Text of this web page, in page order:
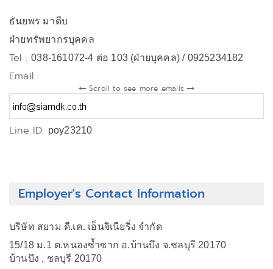
ธันยพร มาตีบ
ฝ่ายทรัพยากรบุคคล
Tel :038-161072-4 ต่อ 103 (ฝ่ายบุคคล) / 0925234182
Email :
Scroll to see more emails
Line ID: poy23210
Employer's Contact Information
บริษัท สยาม ดี.เค. เอ็นจิเนียริ่ง จำกัด
15/18 ม.1 ต.หนองซ้ำซาก อ.บ้านบึง จ.ชลบุรี 20170
บ้านบึง , ชลบุรี 20170